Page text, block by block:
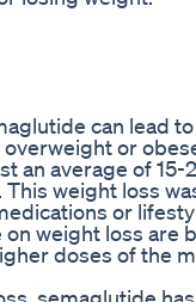
can lead
or
an average of 15-
weight loss
or
weight loss are
doses of the